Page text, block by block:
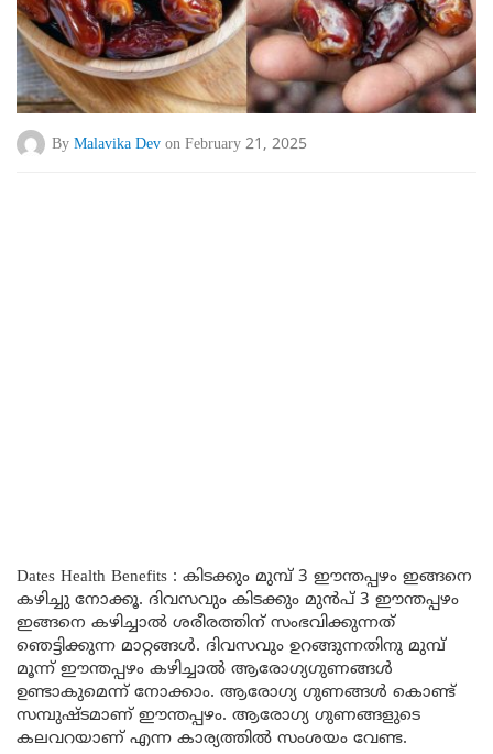
By Malavika Dev on February 21, 2025
Dates Health Benefits : കിടക്കും മുമ്പ് 3 ഈന്തപ്പഴം ഇങ്ങനെ
കഴിച്ചു നോക്കൂ. ദിവസവും കിടക്കും മുന്‍പ് 3 ഈന്തപ്പഴം
ഇങ്ങനെ കഴിച്ചാൽ ശരീരത്തിന് സംഭവിക്കുന്നത്
ഞെട്ടിക്കുന്ന മാറ്റങ്ങൾ. ദിവസവും ഉറങ്ങുന്നതിനു മുമ്പ്
മൂന്ന് ഈന്തപ്പഴം കഴിച്ചാൽ ആരോഗ്യഗുണങ്ങൾ
ഉണ്ടാകുമെന്ന് നോക്കാം. ആരോഗ്യ ഗുണങ്ങൾ കൊണ്ട്
സമ്പുഷ്ടമാണ് ഈന്തപ്പഴം. ആരോഗ്യ ഗുണങ്ങളുടെ
കലവറയാണ് എന്ന കാര്യത്തിൽ സംശയം വേണ്ട.